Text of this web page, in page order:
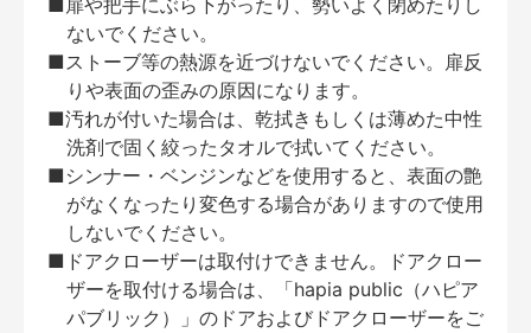
■扉や把手にぶら下がったり、勢いよく閉めたりし
ないでください。
■ストーブ等の熱源を近づけないでください。扉反
りや表面の歪みの原因になります。
■汚れが付いた場合は、乾拭きもしくは薄めた中性
洗剤で固く絞ったタオルで拭いてください。
■シンナー・ベンジンなどを使用すると、表面の艶
がなくなったり変色する場合がありますので使用
しないでください。
■ドアクローザーは取付けできません。ドアクロー
ザーを取付ける場合は、「hapia public（ハピア
パブリック）」のドアおよびドアクローザーをご